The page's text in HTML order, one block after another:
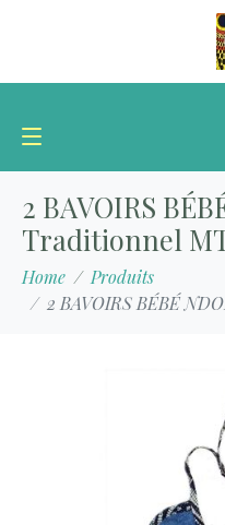
2 BAVOIRS
Traditionnel
Home
Produits
2 BAVOIRS BÉBÉ